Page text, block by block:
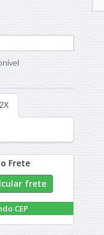
Frete
CEP